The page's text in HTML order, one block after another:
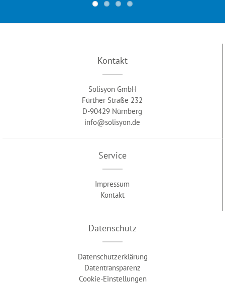
Kontakt
Solisyon GmbH
Fürther Straße 232
D-90429 Nürnberg
info@solisyon.de
Service
Impressum
Kontakt
Datenschutz
Datenschutzerklärung
Datentransparenz
Cookie-Einstellungen